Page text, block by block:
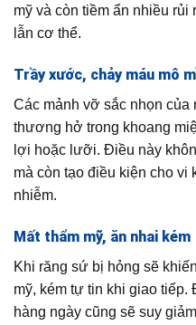
mỹ và còn tiềm ẩn nhiều
lẫn cơ thể.
Trầy xước, chảy máu mô
Các mảnh vỡ sắc nhọn của
thương hở trong khoang
lợi hoặc lưỡi. Điều này
mà còn tạo điều kiện cho vi
nhiễm.
Mất thẩm mỹ, ăn nhai kém
Khi răng sứ bị hỏng sẽ
mỹ, kém tự tin khi giao
hàng ngày cũng sẽ suy